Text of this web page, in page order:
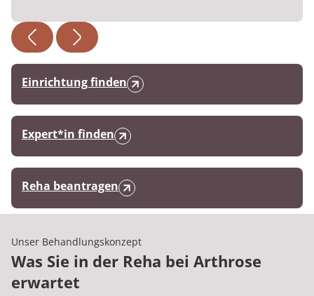
Einrichtung finden
Expert*in finden
Reha beantragen
Unser Behandlungskonzept
Was Sie in der Reha bei Arthrose
erwartet